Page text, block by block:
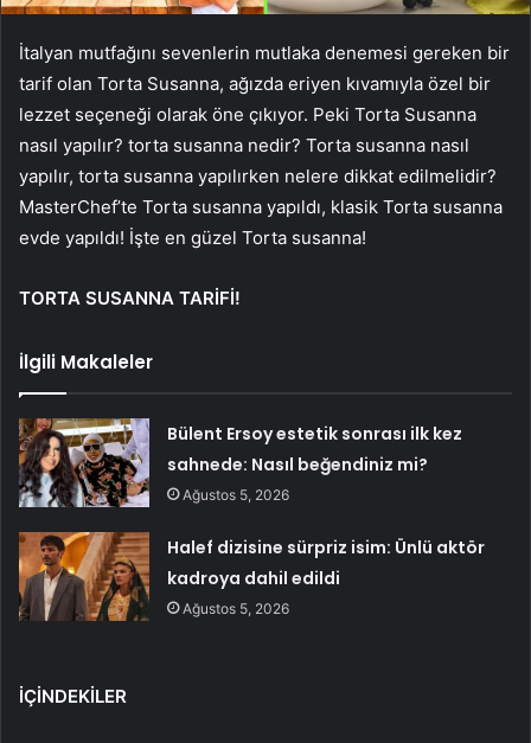
İtalyan mutfağını sevenlerin mutlaka denemesi gereken bir
tarif olan Torta Susanna, ağızda eriyen kıvamıyla özel bir
lezzet seçeneği olarak öne çıkıyor. Peki Torta Susanna
nasıl yapılır? torta susanna nedir? Torta susanna nasıl
yapılır, torta susanna yapılırken nelere dikkat edilmelidir?
MasterChef’te Torta susanna yapıldı, klasik Torta susanna
evde yapıldı! İşte en güzel Torta susanna!
TORTA SUSANNA TARİFİ!
İlgili Makaleler
Bülent Ersoy estetik sonrası ilk kez
sahnede: Nasıl beğendiniz mi?
Ağustos 5, 2026
Halef dizisine sürpriz isim: Ünlü aktör
kadroya dahil edildi
Ağustos 5, 2026
İÇİNDEKİLER